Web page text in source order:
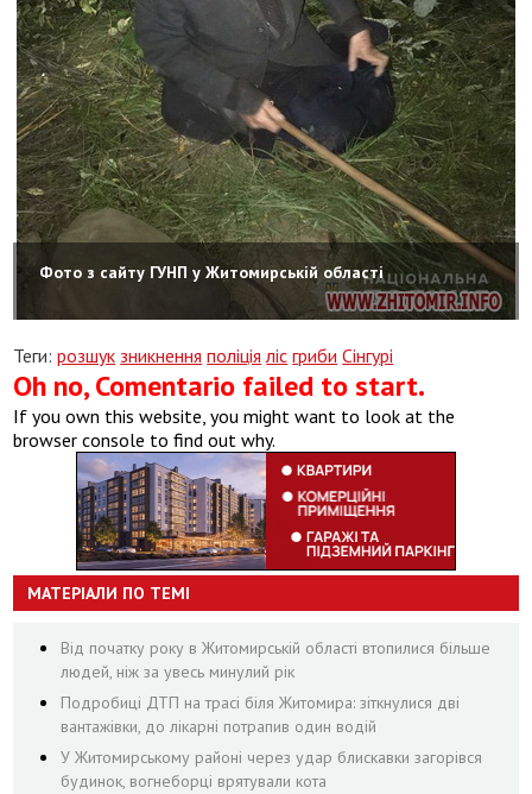
Фото з сайту ГУНП у Житомирській області
Теги:розшук зникнення поліція ліс гриби Сінгурі
Oh no, Comentario failed to start.
If you own this website, you might want to look at the
browser console to find out why.
МАТЕРІАЛИ ПО ТЕМІ
Від початку року в Житомирській області втопилися більше
людей, ніж за увесь минулий рік
Подробиці ДТП на трасі біля Житомира: зіткнулися дві
вантажівки, до лікарні потрапив один водій
У Житомирському районі через удар блискавки загорівся
будинок, вогнеборці врятували кота